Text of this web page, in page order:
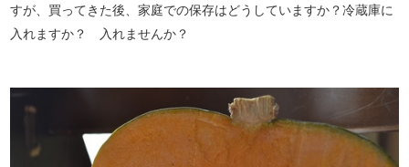
すが、買ってきた後、家庭での保存はどうしていますか？冷蔵庫に
入れますか？ 入れませんか？